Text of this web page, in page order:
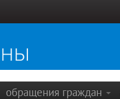
обращения граждан